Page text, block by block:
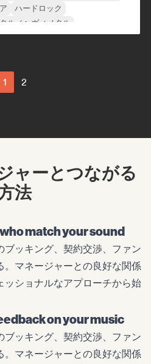
ハードロック
ル／ヘヴィメタル
1 2
ャーとつながる
法
match your sound
ブッキング、契約交渉、ファン
。マネージャーとの良好な関係
ッショナルなアプローチから始
on your music
ブッキング、契約交渉、ファン
。マネージャーとの良好な関係